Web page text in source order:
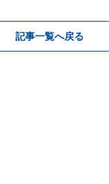
記事一覧へ戻る